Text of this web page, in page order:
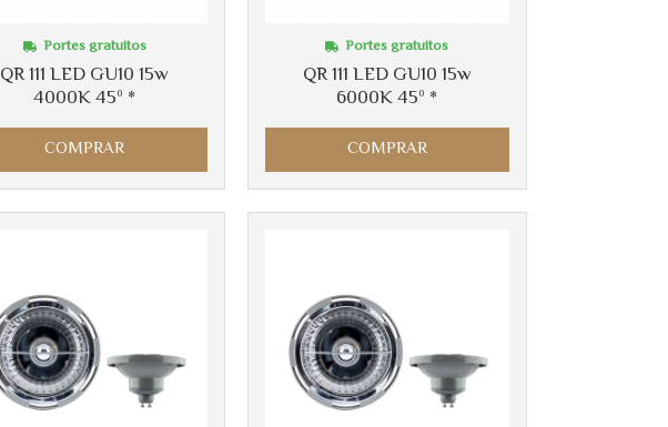
QR 111 LED GU10 15w
4000K 45º *
Portes gratuitos
COMPRAR
QR 111 LED GU10 15w
6000K 45º *
Portes gratuitos
COMPRAR
Más info Más info